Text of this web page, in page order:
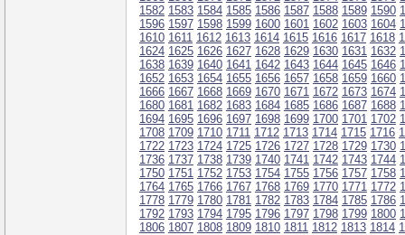
1582 1583 1584 1585 1586 1587 1588 1589 1590
1596 1597 1598 1599 1600 1601 1602 1603 1604
1610 1611 1612 1613 1614 1615 1616 1617 1618
1624 1625 1626 1627 1628 1629 1630 1631 1632
1638 1639 1640 1641 1642 1643 1644 1645 1646
1652 1653 1654 1655 1656 1657 1658 1659 1660
1666 1667 1668 1669 1670 1671 1672 1673 1674
1680 1681 1682 1683 1684 1685 1686 1687 1688
1694 1695 1696 1697 1698 1699 1700 1701 1702
1708 1709 1710 1711 1712 1713 1714 1715 1716
1722 1723 1724 1725 1726 1727 1728 1729 1730
1736 1737 1738 1739 1740 1741 1742 1743 1744
1750 1751 1752 1753 1754 1755 1756 1757 1758
1764 1765 1766 1767 1768 1769 1770 1771 1772
1778 1779 1780 1781 1782 1783 1784 1785 1786
1792 1793 1794 1795 1796 1797 1798 1799 1800
1806 1807 1808 1809 1810 1811 1812 1813 1814